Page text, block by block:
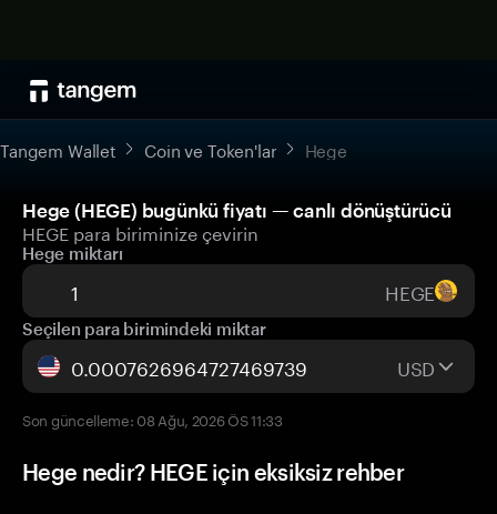
Tangem Wallet Coin ve Token'lar Hege
Hege (HEGE) bugünkü fiyatı — canlı dönüştürücü
HEGE para biriminize çevirin
Hege miktarı
HEGE
Seçilen para birimindeki miktar
USD
Son güncelleme: 08 Ağu, 2026 ÖS 11:33
Hege nedir? HEGE için eksiksiz rehber